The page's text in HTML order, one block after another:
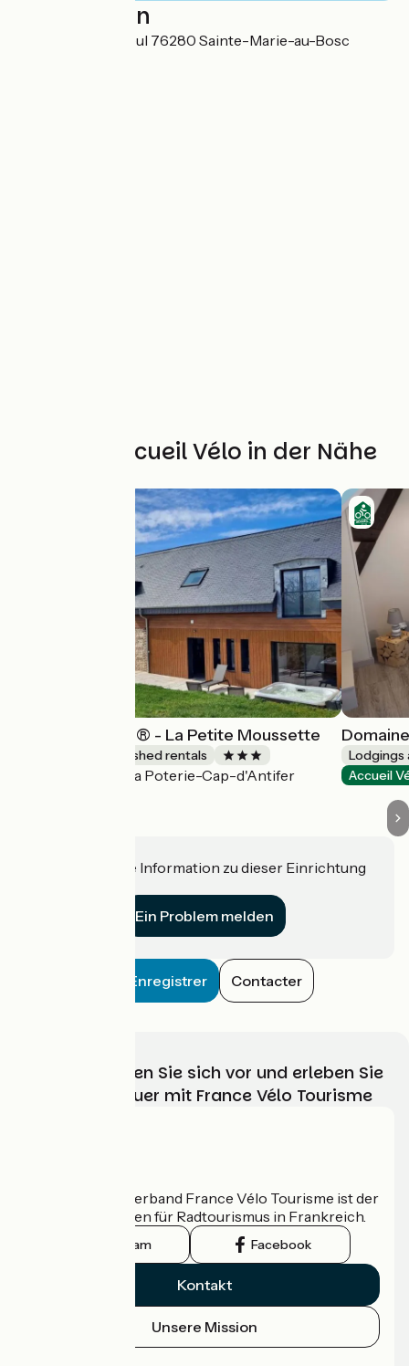
Localisation
765 Route du Tilleul 76280 Sainte-Marie-au-Bosc
Weitere Accueil Vélo in der Nähe
Gîtes de France® - La Petite Moussette
Lodgings and furnished rentals
La Poterie-Cap-d'Antifer
Lodgings
Accueil
Haben Sie eine Information zu dieser Einrichtung
Ein Problem melden
Enregistrer Contacter
Wählen, bereiten Sie sich vor und erleben Sie
Ihr Radabenteuer mit France Vélo Tourisme
Der nationale Verband France Vélo Tourisme ist der
offizielle Leitfaden für Radtourismus in Frankreich.
Instagram Facebook
Kontakt
Unsere Mission